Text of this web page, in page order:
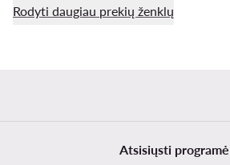
Rodyti daugiau prekių ženklų
Atsisiųsti